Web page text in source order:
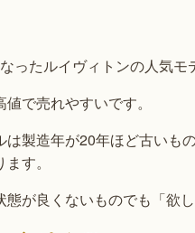
たルイヴィトンの人気モ
で売れやすいです。
製造年が20年ほど古いも
す。
が良くないものでも「欲